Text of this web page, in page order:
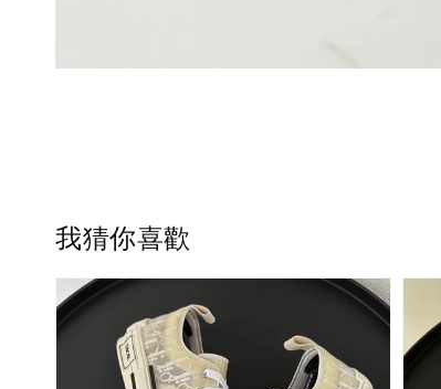
我猜你喜歡